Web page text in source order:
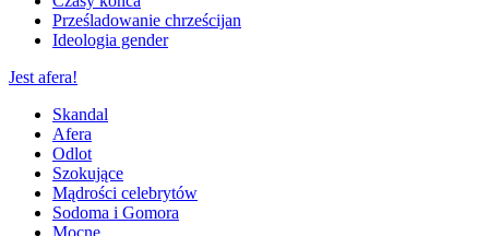
Prześladowanie chrześcijan
Ideologia gender
Jest afera!
Skandal
Afera
Odlot
Szokujące
Mądrości celebrytów
Sodoma i Gomora
Mocne